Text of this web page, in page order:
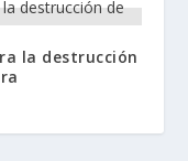
la destrucción